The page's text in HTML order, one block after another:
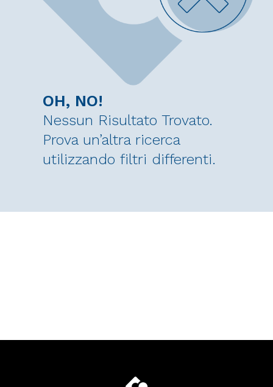
OH, NO!
Nessun Risultato Trovato.
Prova un’altra ricerca
utilizzando filtri differenti.